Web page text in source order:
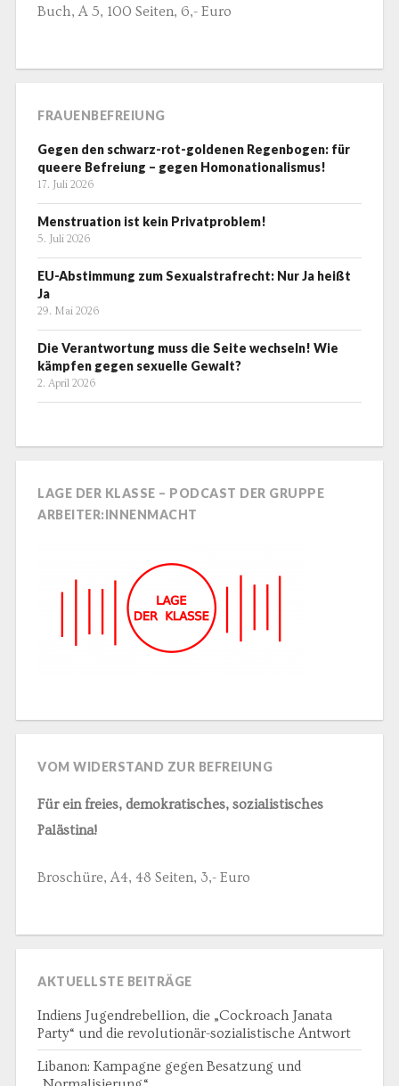
Buch, A 5, 100 Seiten, 6,- Euro
FRAUENBEFREIUNG
Gegen den schwarz-rot-goldenen Regenbogen: für
queere Befreiung – gegen Homonationalismus!
17. Juli 2026
Menstruation ist kein Privatproblem!
5. Juli 2026
EU-Abstimmung zum Sexualstrafrecht: Nur Ja heißt
Ja
29. Mai 2026
Die Verantwortung muss die Seite wechseln! Wie
kämpfen gegen sexuelle Gewalt?
2. April 2026
LAGE DER KLASSE – PODCAST DER GRUPPE
ARBEITER:INNENMACHT
VOM WIDERSTAND ZUR BEFREIUNG
Für ein freies, demokratisches, sozialistisches
Palästina!
Broschüre, A4, 48 Seiten, 3,- Euro
AKTUELLSTE BEITRÄGE
Indiens Jugendrebellion, die „Cockroach Janata
Party“ und die revolutionär-sozialistische Antwort
Libanon: Kampagne gegen Besatzung und